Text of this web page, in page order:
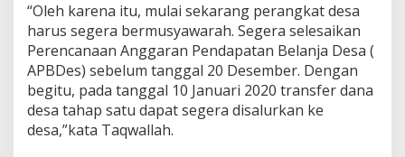
“Oleh karena itu, mulai sekarang perangkat desa
harus segera bermusyawarah. Segera selesaikan
Perencanaan Anggaran Pendapatan Belanja Desa (
APBDes) sebelum tanggal 20 Desember. Dengan
begitu, pada tanggal 10 Januari 2020 transfer dana
desa tahap satu dapat segera disalurkan ke
desa,”kata Taqwallah.